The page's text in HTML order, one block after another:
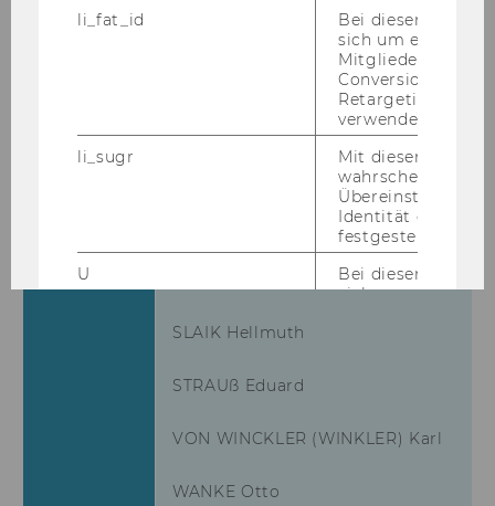
RÜGER Carl (Friedrich)
(VON) SEIFERT Wolfgang
SICKS Friedrich (Fritz)
SLAIK Hellmuth
STRAUß Eduard
VON WINCKLER (WINKLER) Karl
WANKE Otto
li_fat_id
Bei diesem
sich um eine
Conversion-
Retargeting und
verwendet wird.
li_sugr
Mit diesem
Identität eines
festgestellt.
U
Bei diesem
sich um eine
BizographicsOptOut
Mit diesem
Ablehnungsstatus